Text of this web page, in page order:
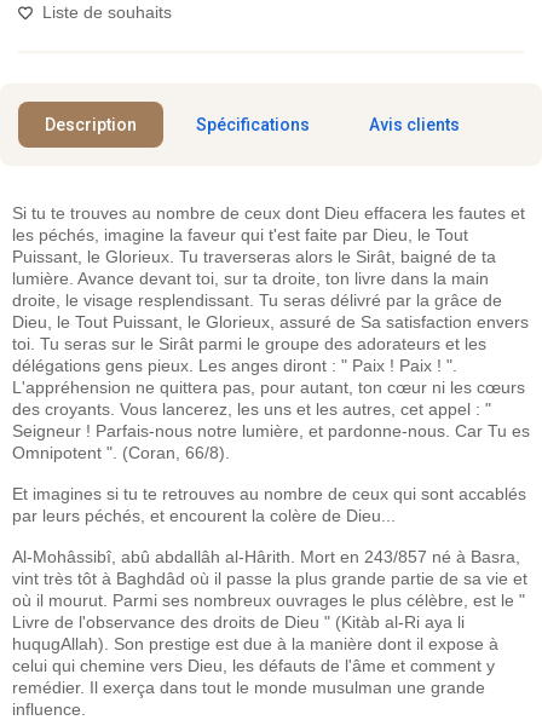
Liste de souhaits
Description Spécifications Avis clients
Si tu te trouves au nombre de ceux dont Dieu effacera les fautes et
les péchés, imagine la faveur qui t'est faite par Dieu, le Tout
Puissant, le Glorieux. Tu traverseras alors le Sirât, baigné de ta
lumière. Avance devant toi, sur ta droite, ton livre dans la main
droite, le visage resplendissant. Tu seras délivré par la grâce de
Dieu, le Tout Puissant, le Glorieux, assuré de Sa satisfaction envers
toi. Tu seras sur le Sirât parmi le groupe des adorateurs et les
délégations gens pieux. Les anges diront : " Paix ! Paix ! ".
L'appréhension ne quittera pas, pour autant, ton cœur ni les cœurs
des croyants. Vous lancerez, les uns et les autres, cet appel : "
Seigneur ! Parfais-nous notre lumière, et pardonne-nous. Car Tu es
Omnipotent ". (Coran, 66/8).
Et imagines si tu te retrouves au nombre de ceux qui sont accablés
par leurs péchés, et encourent la colère de Dieu...
Al-Mohâssibî, abû abdallâh al-Hârith. Mort en 243/857 né à Basra,
vint très tôt à Baghdâd où il passe la plus grande partie de sa vie et
où il mourut. Parmi ses nombreux ouvrages le plus célèbre, est le "
Livre de l'observance des droits de Dieu " (Kitàb al-Ri aya li
huqugAllah). Son prestige est due à la manière dont il expose à
celui qui chemine vers Dieu, les défauts de l'âme et comment y
remédier. Il exerça dans tout le monde musulman une grande
influence.